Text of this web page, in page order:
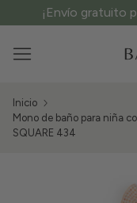
¡Envío gratuito
Inicio
Mono de baño para niña
SQUARE 434